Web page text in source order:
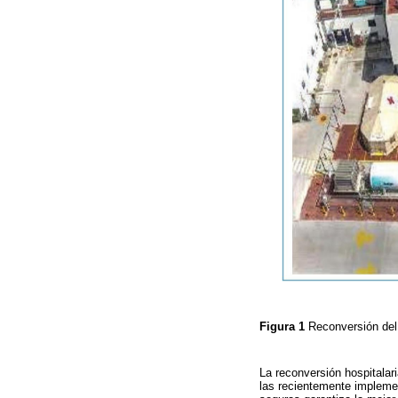
Figura 1 Reconversión
La reconversión
las recientemente